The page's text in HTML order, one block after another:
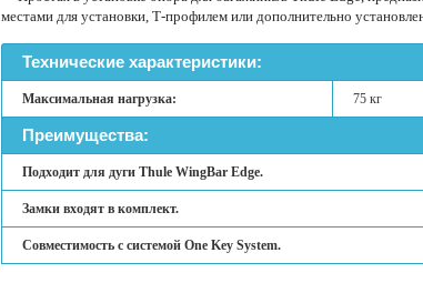
местами для установки, Т-профилем или дополнительно
Технические характеристики:
Максимальная нагрузка: 75 кг
Преимущества:
Подходит для дуги Thule WingBar Edge.
Замки входят в комплект.
Совместимость с системой One Key System.